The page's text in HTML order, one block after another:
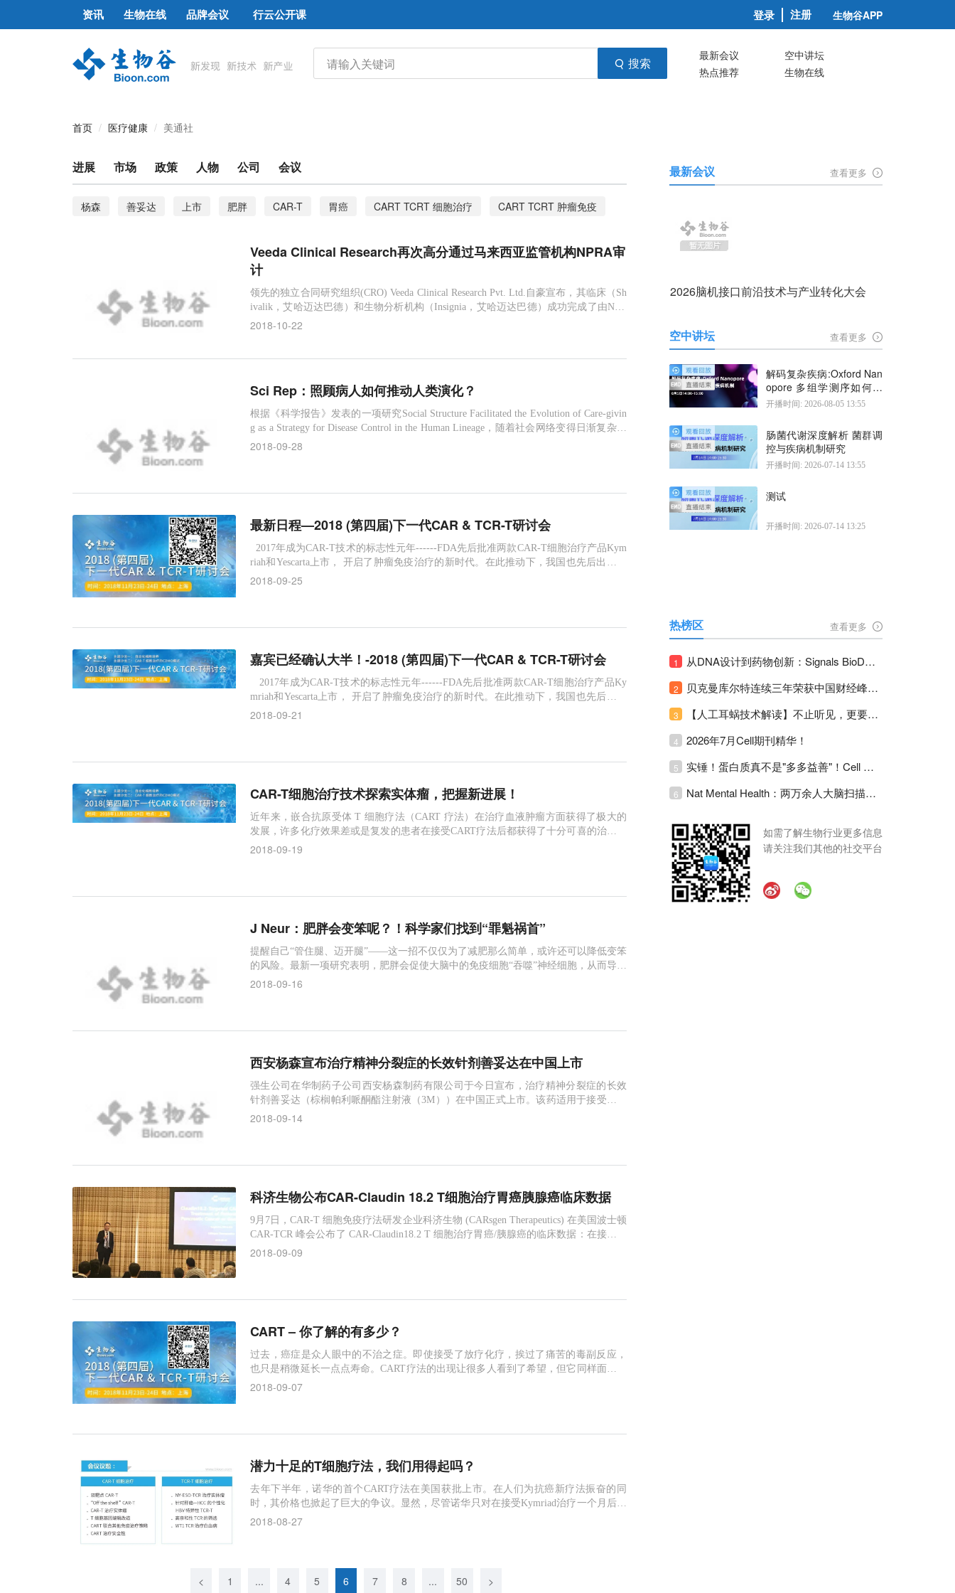
资讯 生物在线 品牌会议 行云公开课 登录 注册 生物谷APP
搜索 最新会议
空中讲坛
热点推荐
生物在线
首页 医疗健康 美通社
进展 市场 政策 人物 公司 会议
杨森 善妥达 上市 肥胖 CAR-T 胃癌 CART TCRT 细胞治疗
CART TCRT 肿瘤免疫
预防
Veeda Clinical Research再次高分通过马来西亚监管机构NPRA审
计
领先的独立合同研究组织(CRO) Veeda Clinical Research Pvt. Ltd.自豪宣布，其临床（Sh
ivalik，艾哈迈达巴德）和生物分析机构（Insignia，艾哈迈达巴德）成功完成了由NPR
A（马来西亚监管机构）进行的第二次审计，没有发现任何重大或关键缺陷。领先的独
2018-10-22
Sci Rep：照顾病人如何推动人类演化？
根据《科学报告》发表的一项研究Social Structure Facilitated the Evolution of Care-givin
g as a Strategy for Disease Control in the Human Lineage，随着社会网络变得日渐复杂，
社会传播疾病的威胁不断增加，照顾病人可能使史前人类能够预防疾病传播。
2018-09-28
最新日程—2018 (第四届)下一代CAR & TCR-T研讨会
2017年成为CAR-T技术的标志性元年------FDA先后批准两款CAR-T细胞治疗产品Kym
riah和Yescarta上市， 开启了肿瘤免疫治疗的新时代。在此推动下，我国也先后出台了
两项重要政策，一个是2017年12月， 国家食品药品监督管理总局组织制定了《细胞治
2018-09-25
嘉宾已经确认大半！-2018 (第四届)下一代CAR & TCR-T研讨会
2017年成为CAR-T技术的标志性元年------FDA先后批准两款CAR-T细胞治疗产品Ky
mriah和Yescarta上市， 开启了肿瘤免疫治疗的新时代。在此推动下，我国也先后出台
了两项重要政策，一个是2017年12月， 国家食品药品监督管理总局组织制定了《细胞
2018-09-21
CAR-T细胞治疗技术探索实体瘤，把握新进展！
近年来，嵌合抗原受体 T 细胞疗法（CART 疗法）在治疗血液肿瘤方面获得了极大的
发展，许多化疗效果差或是复发的患者在接受CART疗法后都获得了十分可喜的治疗结
果。但CART疗法的效果在实体瘤上则显得没有那么乐观，难道，这种疗法真的会止步
2018-09-19
J Neur：肥胖会变笨呢？！科学家们找到“罪魁祸首”
提醒自己“管住腿、迈开腿”——这一招不仅仅为了减肥那么简单，或许还可以降低变笨
的风险。最新一项研究表明，肥胖会促使大脑中的免疫细胞“吞噬”神经细胞，从而导致
小鼠认知能力下降！
2018-09-16
西安杨森宣布治疗精神分裂症的长效针剂善妥达在中国上市
强生公司在华制药子公司西安杨森制药有限公司于今日宣布，治疗精神分裂症的长效
针剂善妥达（棕榈帕利哌酮酯注射液（3M））在中国正式上市。该药适用于接受过善
思达（棕榈酸帕利哌酮注射液（1个月剂型））至少4个月充分治疗的精神分裂症患
2018-09-14
科济生物公布CAR-Claudin 18.2 T细胞治疗胃癌胰腺癌临床数据
9月7日，CAR-T 细胞免疫疗法研发企业科济生物 (CARsgen Therapeutics) 在美国波士顿
CAR-TCR 峰会公布了 CAR-Claudin18.2 T 细胞治疗胃癌/胰腺癌的临床数据：在接受治
疗的12名患者中，有8名患者出现不同程度肿瘤消退；特别是在一个经过改良的治疗亚
2018-09-09
CART – 你了解的有多少？
过去，癌症是众人眼中的不治之症。即使接受了放疗化疗，挨过了痛苦的毒副反应，
也只是稍微延长一点点寿命。CART疗法的出现让很多人看到了希望，但它同样面临着
很多难题……步入21世纪以来，“精准”成为了医疗行业追求的一大目标。无论是基因检
2018-09-07
潜力十足的T细胞疗法，我们用得起吗？
去年下半年，诺华的首个CART疗法在美国获批上市。在人们为抗癌新疗法振奋的同
时，其价格也掀起了巨大的争议。显然，尽管诺华只对在接受Kymriad治疗一个月后出
现疗效的患者收取，但47.5万美元（折合人民币超过300万元）一个疗程的天价，仍足
2018-08-27
< 1 ... 4 5 6 7 8 ... 50 >
最新会议 查看更多
2026脑机接口前沿技术与产业转化大会
空中讲坛 查看更多
解码复杂疾病:Oxford Nan
opore 多组学测序如何揭
示疾病机制
开播时间: 2026-08-05 13:55
肠菌代谢深度解析 菌群调
控与疾病机制研究
开播时间: 2026-07-14 13:55
测试
开播时间: 2026-07-14 13:25
热榜区 查看更多
1 从DNA设计到药物创新：Signals BioDesign如何重塑分子生物学研发生态！
2 贝克曼库尔特连续三年荣获中国财经峰会三项大奖！
3 【人工耳蜗技术解读】不止听见，更要听见未来 ---- 智能耳蜗，开启人工耳蜗技术新纪元！
4 2026年7月Cell期刊精华！
5 实锤！蛋白质真不是"多多益善"！Cell Press Blue：适度限蛋白，反而拉长健康寿命！
6 Nat Mental Health：两万余人大脑扫描刷新抑郁脑科学认知！抑郁不只是情绪病，视觉、运动脑区同步受损！
如需了解生物行业更多信息
请关注我们其他的社交平台